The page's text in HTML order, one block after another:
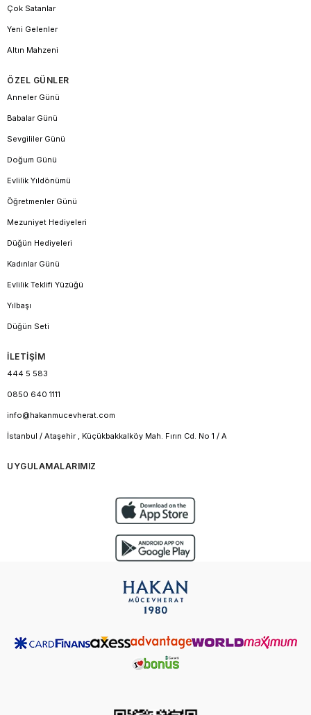
Çok Satanlar
Yeni Gelenler
Altın Mahzeni
ÖZEL GÜNLER
Anneler Günü
Babalar Günü
Sevgililer Günü
Doğum Günü
Evlilik Yıldönümü
Öğretmenler Günü
Mezuniyet Hediyeleri
Düğün Hediyeleri
Kadınlar Günü
Evlilik Teklifi Yüzüğü
Yılbaşı
Düğün Seti
İLETİŞİM
444 5 583
0850 640 1111
info@hakanmucevherat.com
İstanbul / Ataşehir , Küçükbakkalköy Mah. Fırın Cd. No 1 / A
UYGULAMALARIMIZ